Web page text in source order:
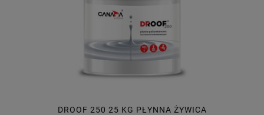
DROOF 250 25 KG PŁYNNA ŻYWICA